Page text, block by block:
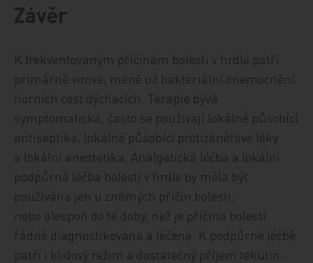
Závěr
K frekventovaným příčinám bolesti v hrdle patří
primárně virové, méně už bakteriální onemocnění
horních cest dýchacích. Terapie bývá
symptomatická, často se používají lokálně působící
antiseptika, lokálně působící protizánětlivé léky
a lokální anestetika. Analgetická léčba a lokální
podpůrná léčba bolestí v hrdle by měla být
používána jen u známých příčin bolesti,
nebo alespoň do té doby, než je příčina bolestí
řádně diagnostikována a léčena. K podpůrné léčbě
patří i klidový režim a dostatečný příjem tekutin.